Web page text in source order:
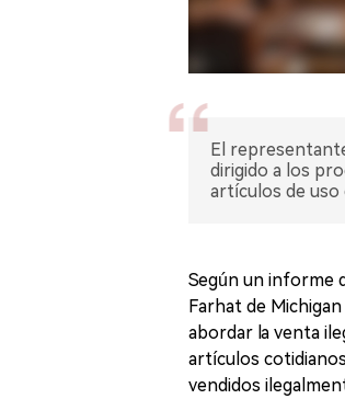
El
dirigido a los
artículos de uso
Según un informe
Farhat de
abordar la venta
artículos
vendidos